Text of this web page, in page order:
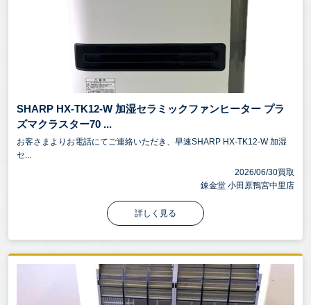
SHARP HX-TK12-W 加湿セラミックファンヒーター プラ
ズマクラスター70 ...
お客さまよりお電話にてご連絡いただき、早速SHARP HX-TK12-W 加湿
セ...
2026/06/30買取
錬金堂 小田原鴨宮中里店
詳しく見る